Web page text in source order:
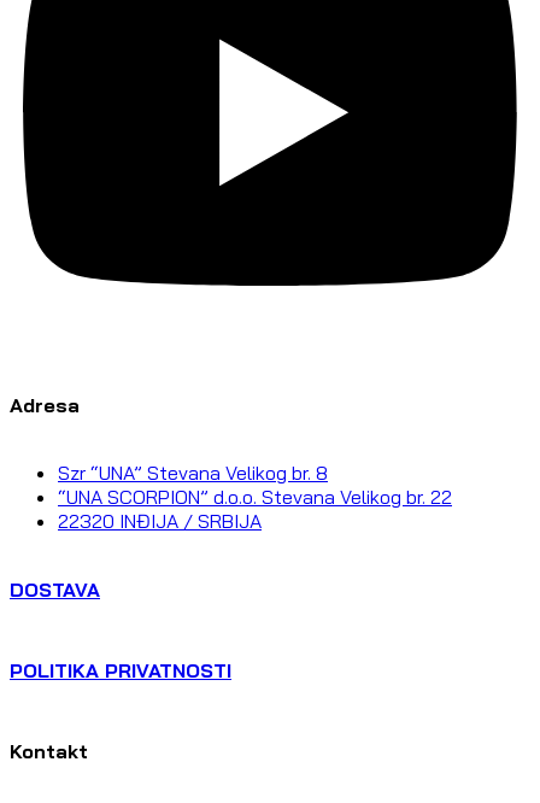
Adresa
Szr “UNA” Stevana Velikog br. 8
“UNA SCORPION” d.o.o. Stevana Velikog br. 22
22320 INĐIJA / SRBIJA
DOSTAVA
POLITIKA PRIVATNOSTI
Kontakt